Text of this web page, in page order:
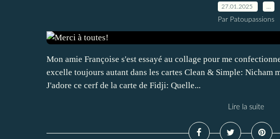
27.01.2025
Par Patoupassions
Mon amie Françoise s'est essayé au collage pour me
excelle toujours autant dans les cartes Clean & Simple: Nicham
J'adore ce cerf de la carte de Fidji: Quelle...
Lire la suite